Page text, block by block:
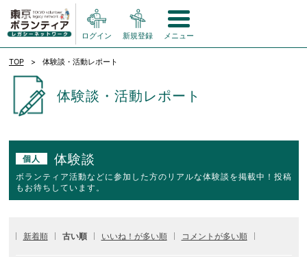
ログイン 新規登録 メニュー
TOP 体験談・活動レポート
体験談・活動レポート
個人 体験談
ボランティア活動などに参加した方のリアルな体験談を掲載中！投稿
もお待ちしています。
新着順 古い順 いいね！が多い順 コメントが多い順